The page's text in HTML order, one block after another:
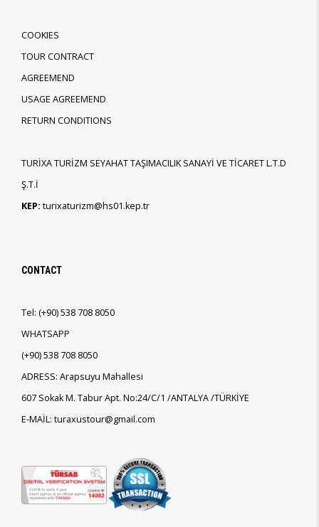
COOKIES
TOUR CONTRACT
AGREEMEND
USAGE AGREEMEND
RETURN CONDITIONS
TURİXA TURİZM SEYAHAT TAŞIMACILIK SANAYİ VE TİCARET L.T.D
Ş.T.İ
KEP: turixaturizm@hs01.kep.tr
CONTACT
Tel: (+90)538 708 8050
WHATSAPP
(+90)538 708 8050
ADRESS: Arapsuyu Mahallesi
607 Sokak M. Tabur Apt. No:24/C/1 /ANTALYA /TÜRKİYE
E-MAİL: turaxustour@gmail.com